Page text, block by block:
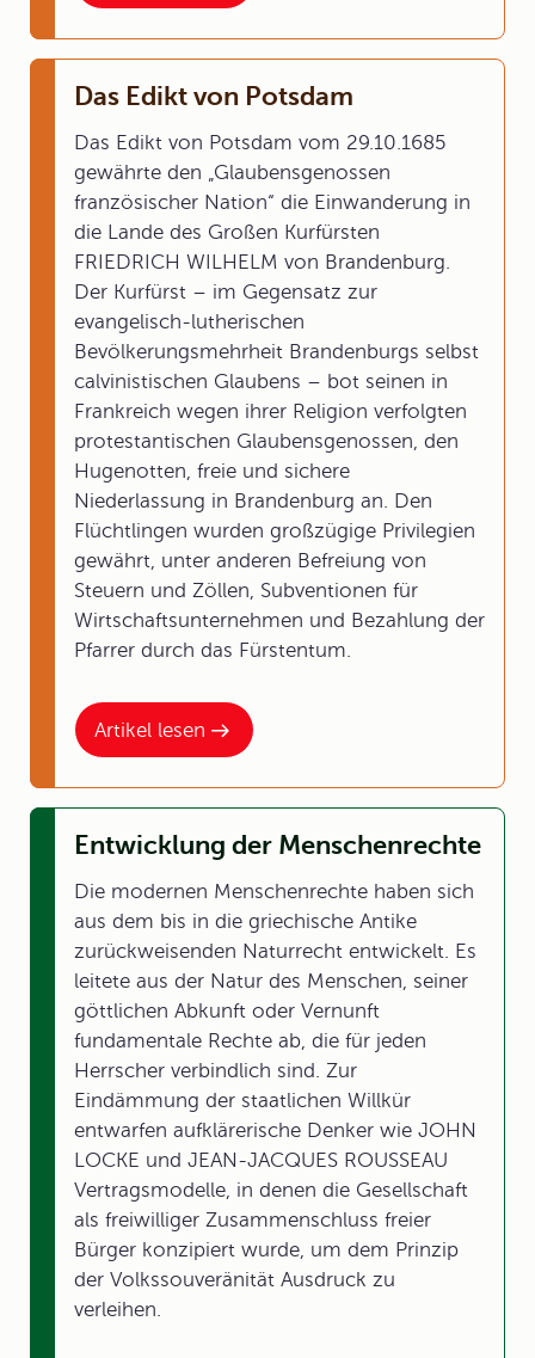
Artikel lesen
Das Edikt von Potsdam
Das Edikt von Potsdam vom 29.10.1685
gewährte den „Glaubensgenossen
französischer Nation“ die Einwanderung in
die Lande des Großen Kurfürsten
FRIEDRICH WILHELM von Brandenburg.
Der Kurfürst – im Gegensatz zur
evangelisch-lutherischen
Bevölkerungsmehrheit Brandenburgs selbst
calvinistischen Glaubens – bot seinen in
Frankreich wegen ihrer Religion verfolgten
protestantischen Glaubensgenossen, den
Hugenotten, freie und sichere
Niederlassung in Brandenburg an. Den
Flüchtlingen wurden großzügige Privilegien
gewährt, unter anderen Befreiung von
Steuern und Zöllen, Subventionen für
Wirtschaftsunternehmen und Bezahlung der
Pfarrer durch das Fürstentum.
Entwicklung der Menschenrechte
Die modernen Menschenrechte haben sich
aus dem bis in die griechische Antike
zurückweisenden Naturrecht entwickelt. Es
leitete aus der Natur des Menschen, seiner
göttlichen Abkunft oder Vernunft
fundamentale Rechte ab, die für jeden
Herrscher verbindlich sind. Zur
Eindämmung der staatlichen Willkür
entwarfen aufklärerische Denker wie JOHN
LOCKE und JEAN-JACQUES ROUSSEAU
Vertragsmodelle, in denen die Gesellschaft
als freiwilliger Zusammenschluss freier
Bürger konzipiert wurde, um dem Prinzip
der Volkssouveränität Ausdruck zu
verleihen.